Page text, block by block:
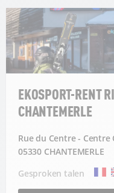
EKOSPORT-RENT
CHANTEMERLE
Rue du Centre - Centre
05330 CHANTEMERLE
Gesproken talen